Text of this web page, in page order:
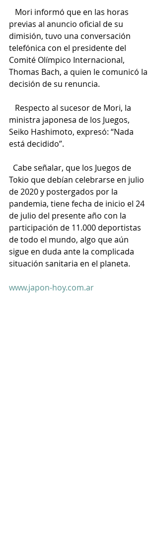
Mori informó que en las horas
previas al anuncio oficial de su
dimisión, tuvo una conversación
telefónica con el presidente del
Comité Olímpico Internacional,
Thomas Bach, a quien le comunicó la
decisión de su renuncia.
Respecto al sucesor de Mori, la
ministra japonesa de los Juegos,
Seiko Hashimoto, expresó: “Nada
está decidido”.
Cabe señalar, que los Juegos de
Tokio que debían celebrarse en julio
de 2020 y postergados por la
pandemia, tiene fecha de inicio el 24
de julio del presente año con la
participación de 11.000 deportistas
de todo el mundo, algo que aún
sigue en duda ante la complicada
situación sanitaria en el planeta.
www.japon-hoy.com.ar